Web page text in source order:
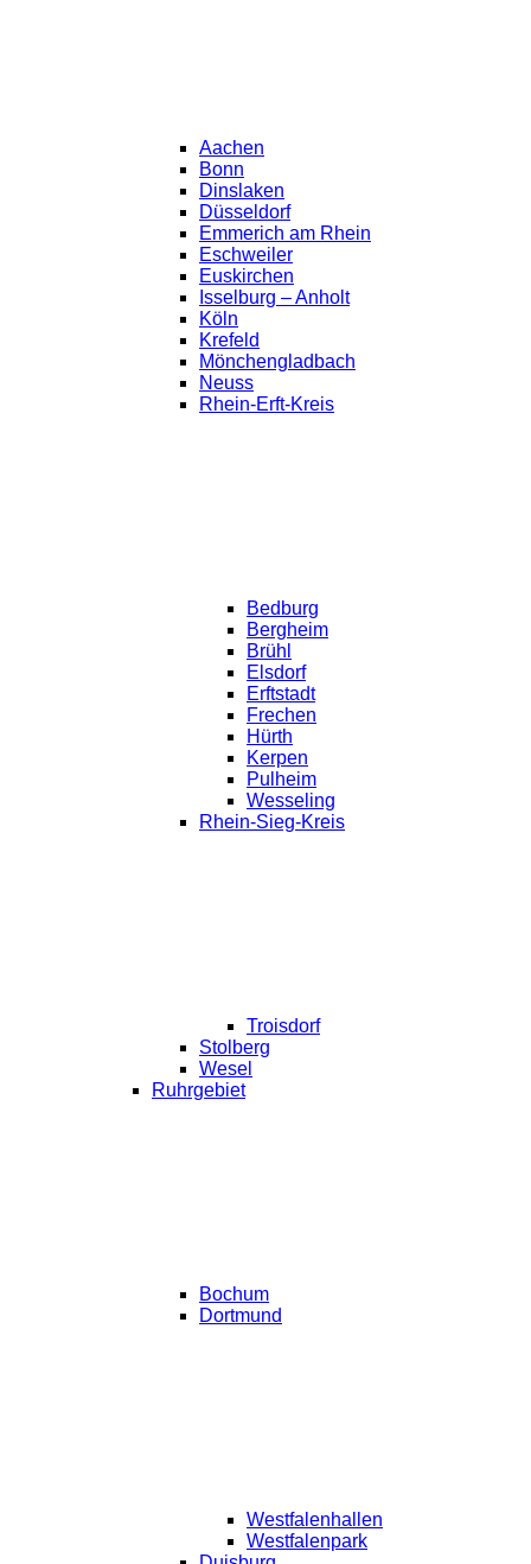
Aachen
Bonn
Dinslaken
Düsseldorf
Emmerich am Rhein
Eschweiler
Euskirchen
Isselburg – Anholt
Köln
Krefeld
Mönchengladbach
Neuss
Rhein-Erft-Kreis
Bedburg
Bergheim
Brühl
Elsdorf
Erftstadt
Frechen
Hürth
Kerpen
Pulheim
Wesseling
Rhein-Sieg-Kreis
Troisdorf
Stolberg
Wesel
Ruhrgebiet
Bochum
Dortmund
Westfalenhallen
Westfalenpark